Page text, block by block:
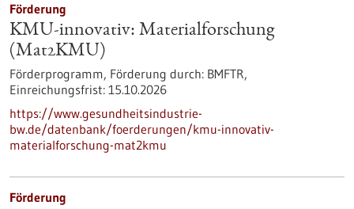
Förderung
KMU-innovativ: Materialforschung
(Mat2KMU)
Förderprogramm, Förderung durch: BMFTR,
Einreichungsfrist: 15.10.2026
https://www.gesundheitsindustrie-
bw.de/datenbank/foerderungen/kmu-innovativ-
materialforschung-mat2kmu
Förderung